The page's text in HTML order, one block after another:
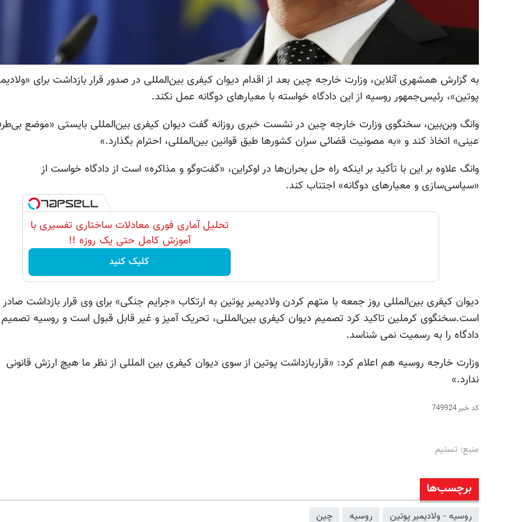
به گزارش همشهری آنلاین، وزارت خارجه چین بعد از اقدام دیوان کیفری بین‌المللی در صدور قرار بازداشت برای
پوتین»، رئیس‌جمهور روسیه از این دادگاه خواسته با معیارهای دوگانه عمل نکند.
وانگ وبن‌بین، سخنگوی وزارت خارجه چین در نشست خبری روزانه گفت دیوان کیفری بین‌المللی بایستی «موضع
عینی» اتخاذ کند و «به مصونیت قضائی سران کشورها طبق قوانین بین‌المللی، احترام بگذارد.»
وانگ علاوه بر این با تأکید بر اینکه راه حل بحران‌ها در اوکراین، «گفت‌وگو و مذاکره» است از دادگاه خواست از
«سیاسی‌سازی و معیارهای دوگانه» اجتناب کند.
تحلیل آماری فوری معادلات ساختاری تفسیری با
آموزش کامل حتی یک روزه !!
کلیک کنید
دیوان کیفری بین‌المللی روز جمعه با متهم کردن ولادیمیر پوتین به ارتکاب «جرایم جنگی» برای وی قرار بازداشت صادر
است.سخنگوی کرملین تاکید کرد تصمیم دیوان کیفری بین‌المللی، تحریک آمیز و غیر قابل قبول است و روسیه
دادگاه را به رسمیت نمی شناسد.
وزارت خارجه روسیه هم اعلام کرد: «قراربازداشت پوتین از سوی دیوان کیفری بین المللی از نظر ما هیچ ارزش قانونی
ندارد.»
کد خبر749924
منبع: تسنیم
برچسب‌ها
روسیه - ولادیمیر پوتین روسیه چین